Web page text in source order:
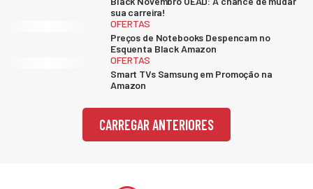
sua carreira!
OFERTAS
Preços de Notebooks Despencam no
Esquenta Black Amazon
OFERTAS
Smart TVs Samsung em Promoção na
Amazon
CARREGAR ANTERIORES